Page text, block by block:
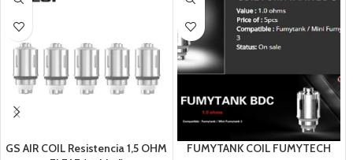
GS AIR COIL Resistencia 1,5 OHM
FUMYTANK COIL FUMYTECH